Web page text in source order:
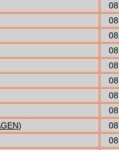
)